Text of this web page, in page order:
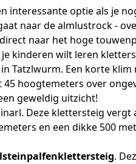
interessante optie als je
naar de almlustrock -
naar het hoge
kinderen wilt leren
in Tatzlwurm. Een korte
45 hoogtemeters over
geweldig uitzicht!
Deze klettersteig
en een dikke 500
.